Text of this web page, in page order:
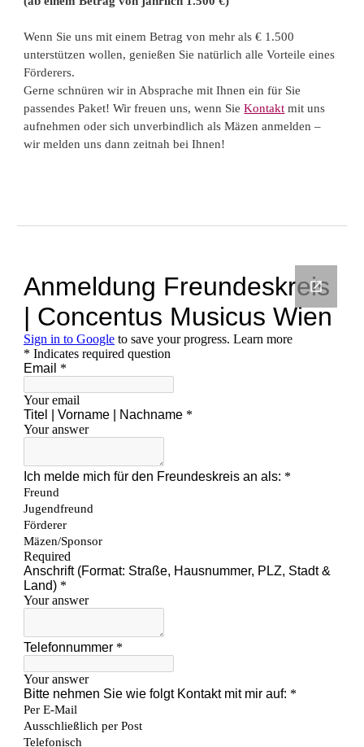
Wenn Sie uns mit einem Betrag von mehr als € 1.500
unterstützen wollen, genießen Sie natürlich alle Vorteile eines
Förderers.
Gerne schnüren wir in Absprache mit Ihnen ein für Sie
passendes Paket! Wir freuen uns, wenn SieKontakt mit uns
aufnehmen oder sich unverbindlich als Mäzen anmelden –
wir melden uns dann zeitnah bei Ihnen!